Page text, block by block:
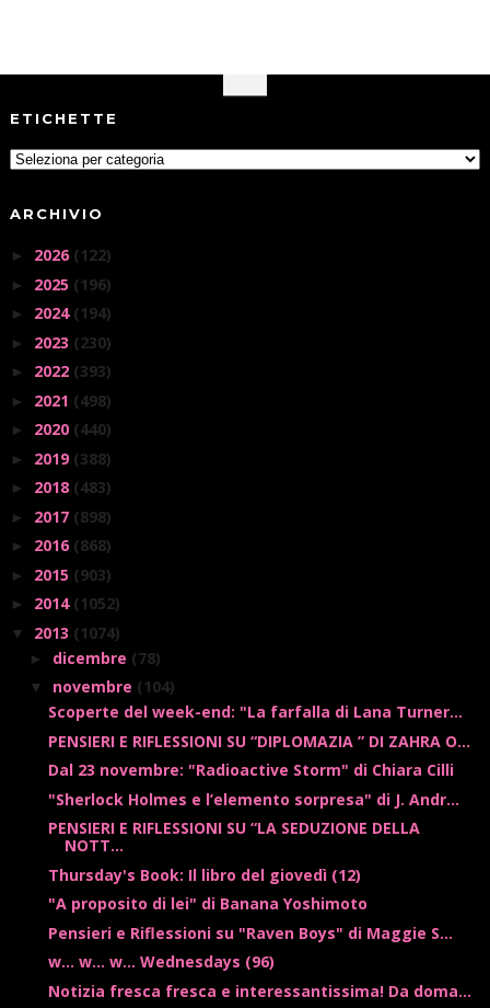
ETICHETTE
ARCHIVIO
► 2026 (122)
► 2025 (196)
► 2024 (194)
► 2023 (230)
► 2022 (393)
► 2021 (498)
► 2020 (440)
► 2019 (388)
► 2018 (483)
► 2017 (898)
► 2016 (868)
► 2015 (903)
► 2014 (1052)
▼ 2013 (1074)
► dicembre (78)
▼ novembre (104)
Scoperte del week-end: "La farfalla di Lana Turner...
PENSIERI E RIFLESSIONI SU “DIPLOMAZIA ” DI ZAHRA O...
Dal 23 novembre: "Radioactive Storm" di Chiara Cilli
"Sherlock Holmes e l’elemento sorpresa" di J. Andr...
PENSIERI E RIFLESSIONI SU “LA SEDUZIONE DELLA
NOTT...
Thursday's Book: Il libro del giovedì (12)
"A proposito di lei" di Banana Yoshimoto
Pensieri e Riflessioni su "Raven Boys" di Maggie S...
w... w... w... Wednesdays (96)
Notizia fresca fresca e interessantissima! Da doma...